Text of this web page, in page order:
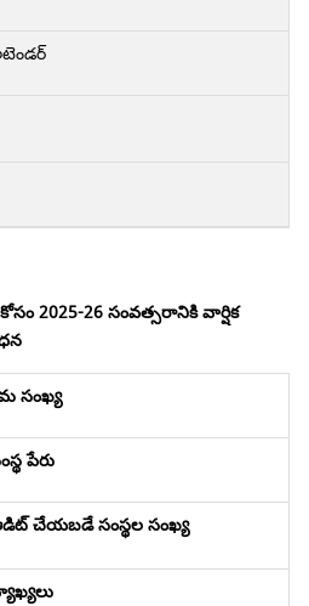
2025-26 సంవత్సరానికి వార్షిక
సంఖ్య
పేరు
చేయబడే సంస్థల సంఖ్య